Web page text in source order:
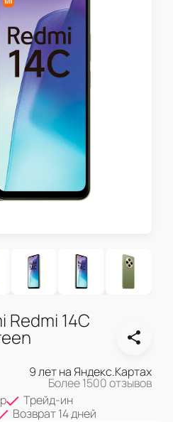
14C
9 лет на Яндекс.Картах
Более 1500 отзывов
Трейд-ин
Возврат 14 дней